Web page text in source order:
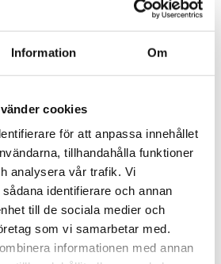
Information Om
cookies
för att anpassa innehållet
tillhandahålla funktioner
analysera vår trafik. Vi
identifierare och annan
till de sociala medier och
som vi samarbetar med.
informationen med annan